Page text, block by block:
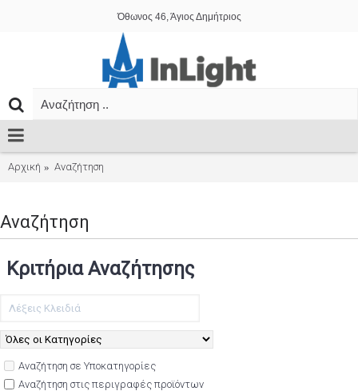
Όθωνος 46, Άγιος Δημήτριος
Αρχική Αναζήτηση
Αναζήτηση
Κριτήρια Αναζήτησης
Αναζήτηση σε Υποκατηγορίες
Αναζήτηση στις περιγραφές προϊόντων